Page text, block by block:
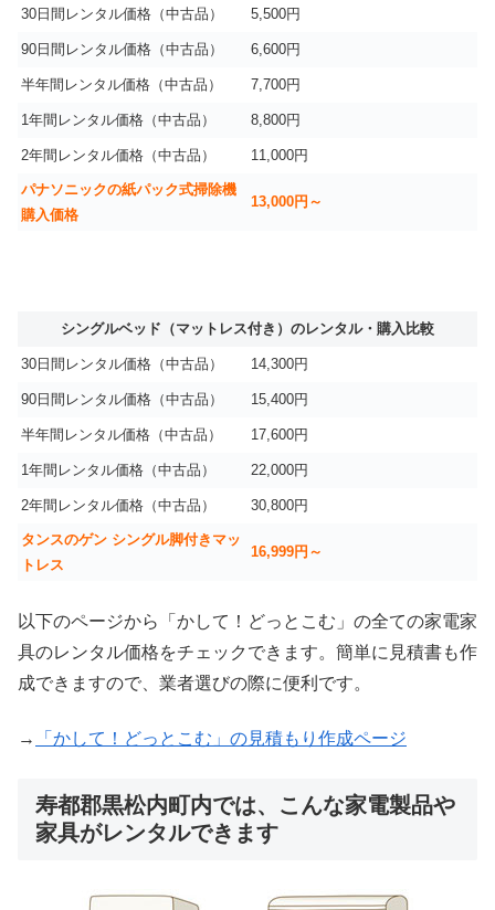
30日間レンタル価格（中古品） 5,500円
90日間レンタル価格（中古品） 6,600円
半年間レンタル価格（中古品） 7,700円
1年間レンタル価格（中古品） 8,800円
2年間レンタル価格（中古品） 11,000円
パナソニックの紙パック式掃除機
購入価格
13,000円～
シングルベッド（マットレス付き）のレンタル・購入比較
30日間レンタル価格（中古品） 14,300円
90日間レンタル価格（中古品） 15,400円
半年間レンタル価格（中古品） 17,600円
1年間レンタル価格（中古品） 22,000円
2年間レンタル価格（中古品） 30,800円
タンスのゲン シングル脚付きマッ
トレス
16,999円～
以下のページから「かして！どっとこむ」の全ての家電家
具のレンタル価格をチェックできます。簡単に見積書も作
成できますので、業者選びの際に便利です。
→ 「かして！どっとこむ」の見積もり作成ページ
寿都郡黒松内町内では、こんな家電製品や
家具がレンタルできます